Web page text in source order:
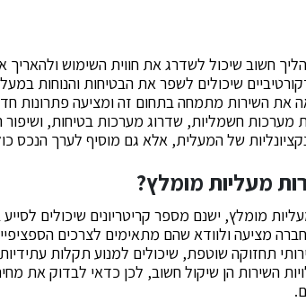
חשוב שיכול לשדרג את חווית השימוש ולהאריך
שיכולים לשפר את הבטיחות והנוחות
את השירות מתמחה בתחום זה ומציעה פתרונות
מערכות חשמליות, שדרוג מערכות בטיחות,
של המעלית, אלא גם מוסיף לערך הנכס
מעליות מומלץ?
מומלץ, ישנם מספר קריטריונים שיכולים
מציעה ולוודא שהם מתאימים לצרכים
תחזוקה שוטפת, שיכולים למנוע תקלות
השירות הן שיקול חשוב, לכן כדאי לבדוק את